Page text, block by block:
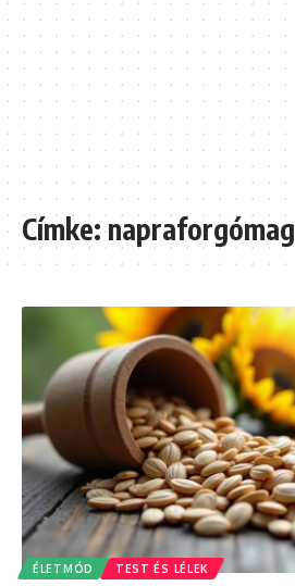
Címke:napraforgómag
ÉLETMÓD TEST ÉS LÉLEK